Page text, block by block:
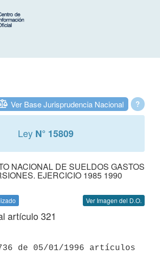
?
Ver Base Jurisprudencia Nacional
Ley N° 15809
NACIONAL DE SUELDOS GASTOS
EJERCICIO 1985 1990
Ver Imagen del D.O.
artículo 321